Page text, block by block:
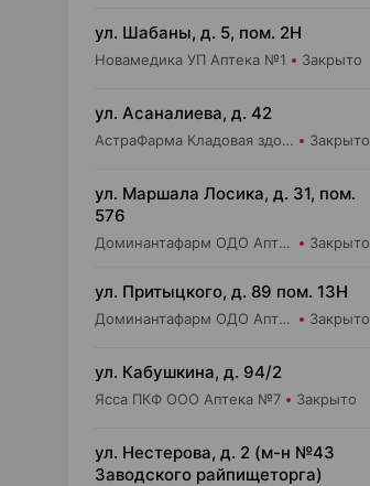
ул. Шабаны, д. 5, пом. 2Н
Новамедика УП Аптека №1 Закрыто
ул. Асаналиева, д. 42
АстраФарма Кладовая здоровья ООО Аптека №10 Закрыто
ул. Маршала Лосика, д. 31, пом.
576
Доминантафарм ОДО Аптека №22 Закрыто
ул. Притыцкого, д. 89 пом. 13Н
Доминантафарм ОДО Аптека №1 Закрыто
ул. Кабушкина, д. 94/2
Ясса ПКФ ООО Аптека №7 Закрыто
ул. Нестерова, д. 2 (м-н №43
Заводского райпищеторга)